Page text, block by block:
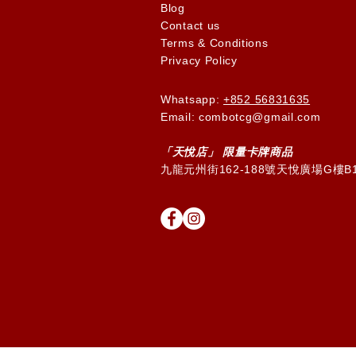
Blog
Contact us
Terms & Conditions
Privacy Policy
Whatsapp: +852 56831635
Email: combotcg@gmail.com
「天悅店」 限量卡牌商品
九龍元州街162-188號天悅廣場G樓